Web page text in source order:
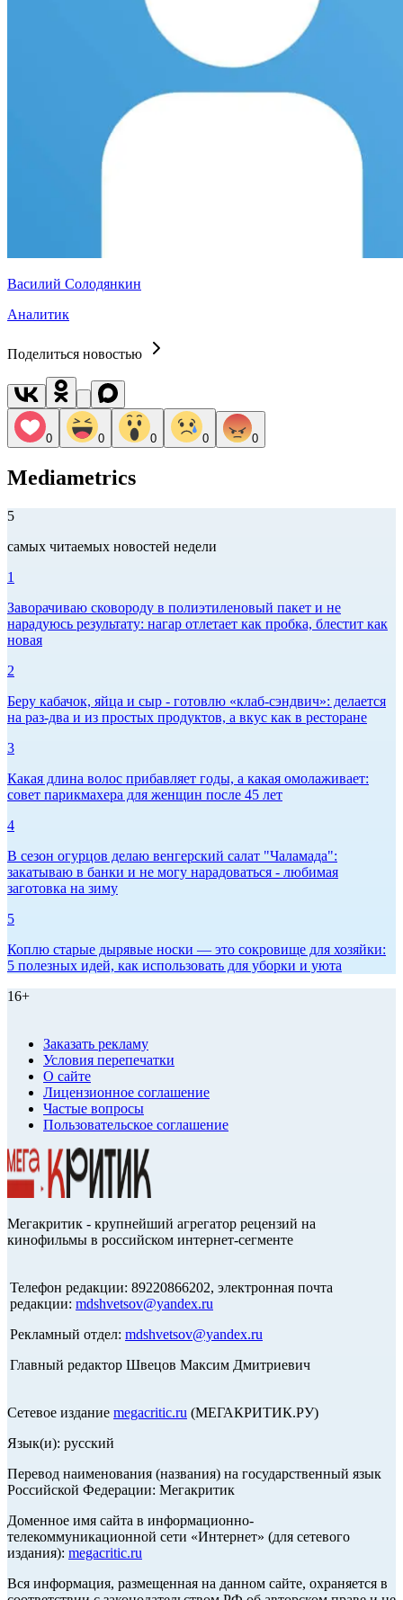
Василий Солодянкин
Аналитик
Поделиться новостью
0 0 0 0 0
Mediametrics
5
самых читаемых новостей недели
1
Заворачиваю сковороду в полиэтиленовый пакет и не
нарадуюсь результату: нагар отлетает как пробка, блестит как
новая
2
Беру кабачок, яйца и сыр - готовлю «клаб-сэндвич»: делается
на раз-два и из простых продуктов, а вкус как в ресторане
3
Какая длина волос прибавляет годы, а какая омолаживает:
совет парикмахера для женщин после 45 лет
4
В сезон огурцов делаю венгерский салат "Чаламада":
закатываю в банки и не могу нарадоваться - любимая
заготовка на зиму
5
Коплю старые дырявые носки — это сокровище для хозяйки:
5 полезных идей, как использовать для уборки и уюта
16+
Заказать рекламу
Условия перепечатки
О сайте
Лицензионное соглашение
Частые вопросы
Пользовательское соглашение
Мегакритик - крупнейший агрегатор рецензий на
кинофильмы в российском интернет-сегменте
Телефон редакции: 89220866202, электронная почта
редакции: mdshvetsov@yandex.ru
Рекламный отдел: mdshvetsov@yandex.ru
Главный редактор Швецов Максим Дмитриевич
Сетевое издание megacritic.ru (МЕГАКРИТИК.РУ)
Язык(и): русский
Перевод наименования (названия) на государственный язык
Российской Федерации: Мегакритик
Доменное имя сайта в информационно-
телекоммуникационной сети «Интернет» (для сетевого
издания): megacritic.ru
Вся информация, размещенная на данном сайте, охраняется в